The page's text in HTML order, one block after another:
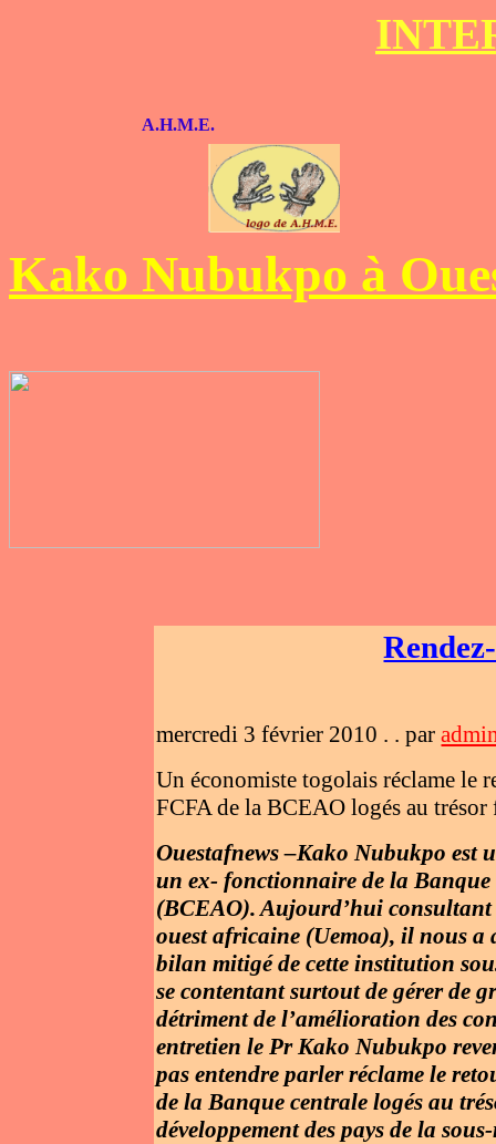
A.H.M.E.
Kako Nubukpo à
mercredi 3 février 2010 . . par
Un économiste togolais réclame le
FCFA de la BCEAO logés au
Ouestafnews –Kako Nubukpo est
un ex- fonctionnaire de la Banque
(BCEAO). Aujourd’hui consultant
ouest africaine (Uemoa), il nous a
bilan mitigé de cette institution
se contentant surtout de gérer de
détriment de l’amélioration des
entretien le Pr Kako Nubukpo
pas entendre parler réclame le
de la Banque centrale logés au
développement des pays de la